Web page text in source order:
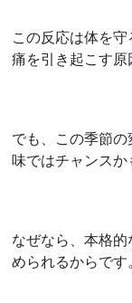
この反応は体を
痛を引き起こす原
でも、この季節
味ではチャンスか
なぜなら、本格
められるからです。